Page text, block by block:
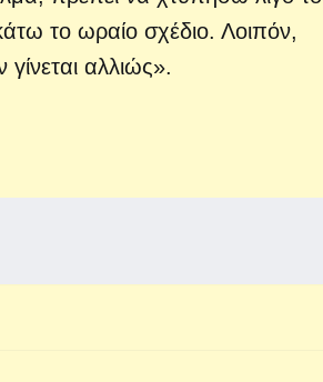
το ωραίο σχέδιο. Λοιπόν,
αλλιώς».